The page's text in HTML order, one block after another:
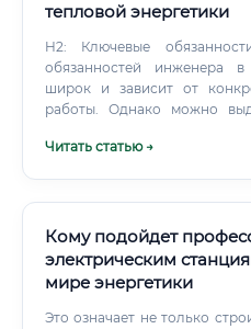
тепловой энергетики
H2: Ключевые
обязанностей инженера
широк и зависит от
работы. Однако можно
создание чертежей,
энергетики).
Читать статью →
Кому подойдет
электрическим
мире энергетики
Это означает не только